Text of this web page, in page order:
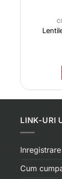
LINK-URI
Cum